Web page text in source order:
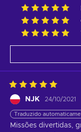
NJK 24/10/2021
Traduzido
Missões divertidas,